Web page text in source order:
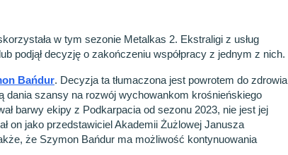
w tym sezonie Metalkas 2. Ekstraligi z usług
podjął decyzję o zakończeniu współpracy z jednym z nich.
Bańdur. Decyzja ta tłumaczona jest powrotem do zdrowia
dania szansy na rozwój wychowankom krośnieńskiego
barwy ekipy z Podkarpacia od sezonu 2023, nie jest jej
on jako przedstawiciel Akademii Żużlowej Janusza
że Szymon Bańdur ma możliwość kontynuowania